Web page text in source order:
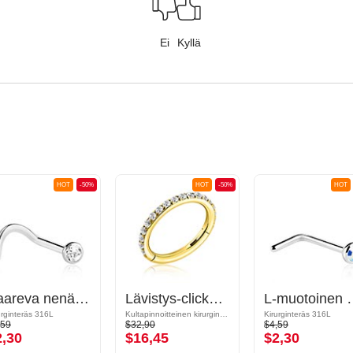
Ei Kyllä
-50%
HOT
Kaareva nenänappi (kirurginen teräs, hopea, kiiltävä pinta) kanssa kristallikivi
316L
-50%
HOT
Lävistys-clicker (kirurginen teräs, kulta, kiiltävä pinta) kanssa kristallikivet
$32,90
$16,45
HOT
L-muotoinen
Kirurginteräs 316L
$4,59
$2,30